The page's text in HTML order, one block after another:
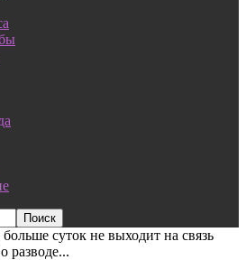
суток не выходит на связь
разводе...